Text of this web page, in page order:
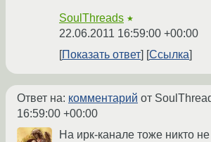
SoulThreads ★
22.06.2011 16:59:00 +00:00
Показать ответ
Ссылка
Ответ на: комментарий от
16:59:00 +00:00
На ирк-канале тоже никто